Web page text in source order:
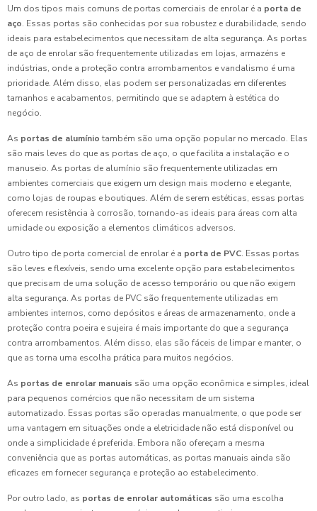
Um dos tipos mais comuns de portas comerciais de enrolar é a porta de
aço. Essas portas são conhecidas por sua robustez e durabilidade, sendo
ideais para estabelecimentos que necessitam de alta segurança. As portas
de aço de enrolar são frequentemente utilizadas em lojas, armazéns e
indústrias, onde a proteção contra arrombamentos e vandalismo é uma
prioridade. Além disso, elas podem ser personalizadas em diferentes
tamanhos e acabamentos, permitindo que se adaptem à estética do
negócio.
As portas de alumínio também são uma opção popular no mercado. Elas
são mais leves do que as portas de aço, o que facilita a instalação e o
manuseio. As portas de alumínio são frequentemente utilizadas em
ambientes comerciais que exigem um design mais moderno e elegante,
como lojas de roupas e boutiques. Além de serem estéticas, essas portas
oferecem resistência à corrosão, tornando-as ideais para áreas com alta
umidade ou exposição a elementos climáticos adversos.
Outro tipo de porta comercial de enrolar é a porta de PVC. Essas portas
são leves e flexíveis, sendo uma excelente opção para estabelecimentos
que precisam de uma solução de acesso temporário ou que não exigem
alta segurança. As portas de PVC são frequentemente utilizadas em
ambientes internos, como depósitos e áreas de armazenamento, onde a
proteção contra poeira e sujeira é mais importante do que a segurança
contra arrombamentos. Além disso, elas são fáceis de limpar e manter, o
que as torna uma escolha prática para muitos negócios.
As portas de enrolar manuais são uma opção econômica e simples, ideal
para pequenos comércios que não necessitam de um sistema
automatizado. Essas portas são operadas manualmente, o que pode ser
uma vantagem em situações onde a eletricidade não está disponível ou
onde a simplicidade é preferida. Embora não ofereçam a mesma
conveniência que as portas automáticas, as portas manuais ainda são
eficazes em fornecer segurança e proteção ao estabelecimento.
Por outro lado, as portas de enrolar automáticas são uma escolha